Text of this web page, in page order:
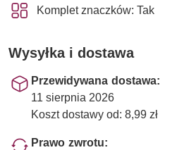
Komplet znaczków: Tak
Wysyłka i dostawa
Przewidywana dostawa:
11 sierpnia 2026
Koszt dostawy od: 8,99 zł
Prawo zwrotu: